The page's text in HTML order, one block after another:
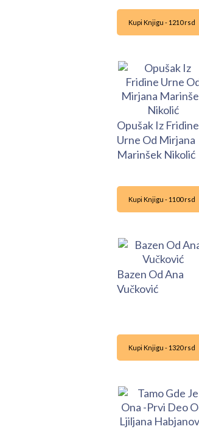
Kupi Knjigu - 1210 rsd
Opušak Iz Fridine
Urne Od Mirjana
Marinšek Nikolić
Kupi Knjigu - 1100 rsd
Bazen Od Ana
Vučković
Kupi Knjigu - 1320 rsd